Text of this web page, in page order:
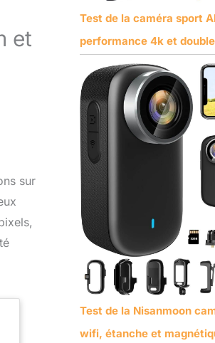
et
sur
Test de la caméra sport
performance 4k et
Test de la Nisanmoon
wifi, étanche et